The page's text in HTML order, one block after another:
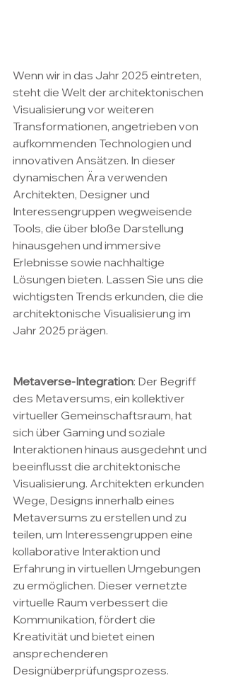
Wenn wir in das Jahr 2025 eintreten,
steht die Welt der architektonischen
Visualisierung vor weiteren
Transformationen, angetrieben von
aufkommenden Technologien und
innovativen Ansätzen. In dieser
dynamischen Ära verwenden
Architekten, Designer und
Interessengruppen wegweisende
Tools, die über bloße Darstellung
hinausgehen und immersive
Erlebnisse sowie nachhaltige
Lösungen bieten. Lassen Sie uns die
wichtigsten Trends erkunden, die die
architektonische Visualisierung im
Jahr 2025 prägen.
Metaverse-Integration: Der Begriff
des Metaversums, ein kollektiver
virtueller Gemeinschaftsraum, hat
sich über Gaming und soziale
Interaktionen hinaus ausgedehnt und
beeinflusst die architektonische
Visualisierung. Architekten erkunden
Wege, Designs innerhalb eines
Metaversums zu erstellen und zu
teilen, um Interessengruppen eine
kollaborative Interaktion und
Erfahrung in virtuellen Umgebungen
zu ermöglichen. Dieser vernetzte
virtuelle Raum verbessert die
Kommunikation, fördert die
Kreativität und bietet einen
ansprechenderen
Designüberprüfungsprozess.